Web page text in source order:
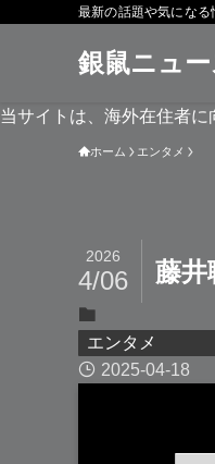
最新の話題や気になる
銀鼠ニュー
当サイトは、海外在住者に
ホーム エンタメ
藤井
2026
4/06
エンタメ
2025-04-18